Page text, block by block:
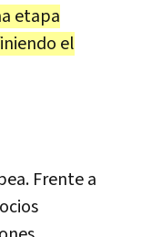
etapa
el
Frente a